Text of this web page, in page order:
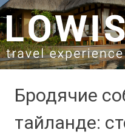
SKIP TO CONTENT
Бродячие
тайланде: